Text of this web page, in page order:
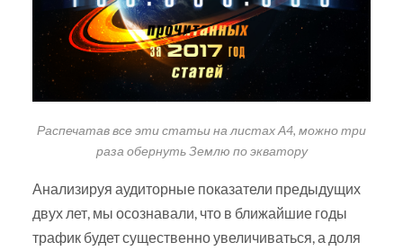
Распечатав все эти статьи на листах А4, можно три
раза обернуть Землю по экватору
Анализируя аудиторные показатели предыдущих
двух лет, мы осознавали, что в ближайшие годы
трафик будет существенно увеличиваться, а доля